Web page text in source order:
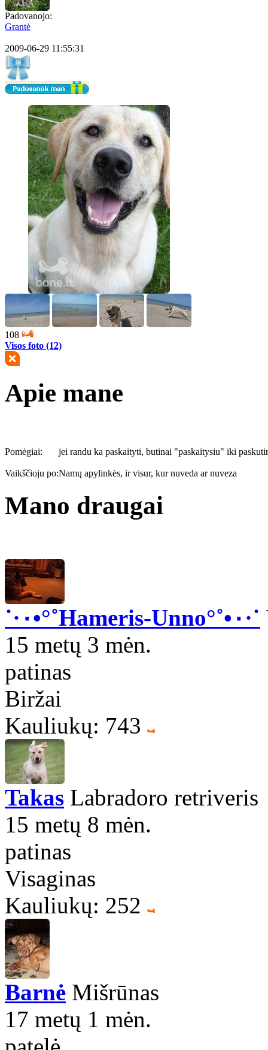
Padovanojo:
Grantė
2009-06-29 11:55:31
108
Visos foto (12)
Apie mane
Pomėgiai: jei randu ka paskaityti, butinai "paskaitysiu" iki
Vaikščioju po:Namų apylinkės, ir visur, kur nuveda ar nuveza
Mano draugai
˙·٠•°˚Hameris-Unno°˚•٠·˙
15 metų 3 mėn.
patinas
Biržai
Kauliukų: 743
Takas Labradoro retriveris
15 metų 8 mėn.
patinas
Visaginas
Kauliukų: 252
Barnė Mišrūnas
17 metų 1 mėn.